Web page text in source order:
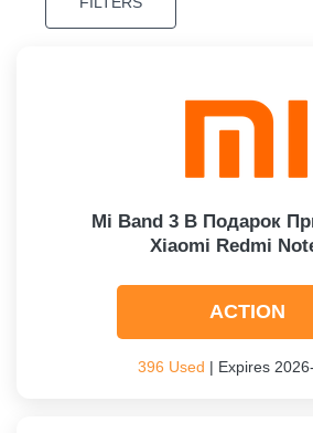
Mi Band 3 В Подарок
Xiaomi Redmi
ACTION
396 Used | Expires